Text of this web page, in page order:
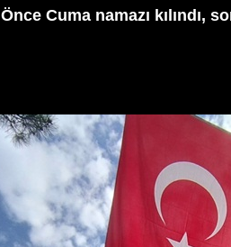
Önce Cuma namazı kılındı,